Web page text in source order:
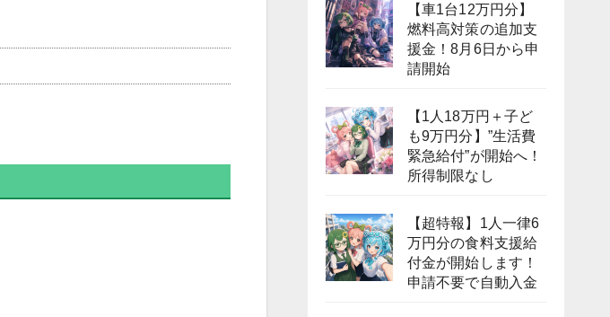
【車1台12万円分】
燃料高対策の追加支
援金！8月6日から申
請開始
【1人18万円＋子ど
も9万円分】”生活費
緊急給付”が開始へ！
所得制限なし
【超特報】1人一律6
万円分の食料支援給
付金が開始します！
申請不要で自動入金